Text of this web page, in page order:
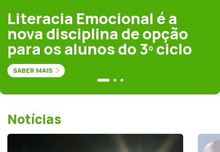
Literacia Emocional é a
nova disciplina de opção
para os alunos do 3º ciclo
SABER MAIS
Notícias